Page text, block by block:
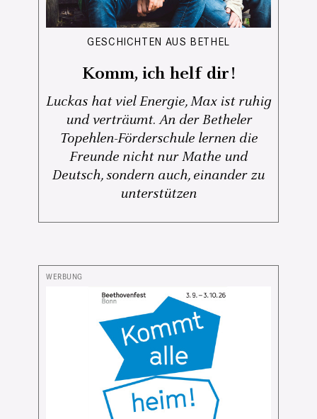
GESCHICHTEN AUS BETHEL
Komm, ich helf dir!
Luckas hat viel Energie, Max ist ruhig
und verträumt. An der Betheler
Topehlen-Förderschule lernen die
Freunde nicht nur Mathe und
Deutsch, sondern auch, einander zu
unterstützen